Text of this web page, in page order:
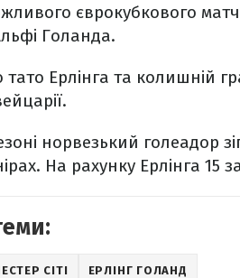
єврокубкового
Голанда.
Ерлінга та колишній
норвезький голеадор
На рахунку Ерлінга 15
СІТІ ЕРЛІНГ ГОЛАНД